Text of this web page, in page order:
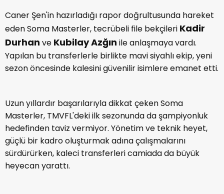
Caner Şen'in hazırladığı rapor doğrultusunda hareket
eden Soma Masterler, tecrübeli file bekçileri Kadir
Durhan ve Kubilay Azğın ile anlaşmaya vardı.
Yapılan bu transferlerle birlikte mavi siyahlı ekip, yeni
sezon öncesinde kalesini güvenilir isimlere emanet etti.
Uzun yıllardır başarılarıyla dikkat çeken Soma
Masterler, TMVFL'deki ilk sezonunda da şampiyonluk
hedefinden taviz vermiyor. Yönetim ve teknik heyet,
güçlü bir kadro oluşturmak adına çalışmalarını
sürdürürken, kaleci transferleri camiada da büyük
heyecan yarattı.